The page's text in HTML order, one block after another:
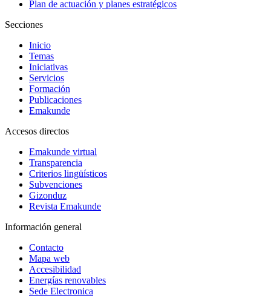
Plan de actuación y planes estratégicos
Secciones
Inicio
Temas
Iniciativas
Servicios
Formación
Publicaciones
Emakunde
Accesos directos
Emakunde virtual
Transparencia
Criterios lingüísticos
Subvenciones
Gizonduz
Revista Emakunde
Información general
Contacto
Mapa web
Accesibilidad
Energías renovables
Sede Electronica